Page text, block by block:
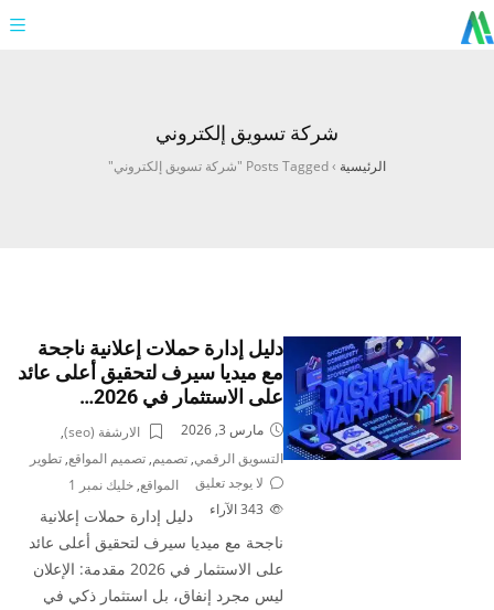
شركة تسويق إلكتروني
الرئيسية ›Posts Tagged "شركة تسويق إلكتروني"
دليل إدارة حملات إعلانية ناجحة
مع ميديا سيرف لتحقيق أعلى عائد
على الاستثمار في 2026…
مارس 3, 2026 الارشفة (seo)
,
التسويق الرقمي,تصميم,تصميم المواقع,تطوير
المواقع,خليك نمبر 1
لا يوجد تعليق
الآراء
دليل إدارة حملات إعلانية
ناجحة مع ميديا سيرف لتحقيق أعلى عائد
على الاستثمار في 2026 مقدمة: الإعلان
ليس مجرد إنفاق، بل استثمار ذكي في